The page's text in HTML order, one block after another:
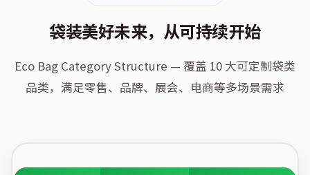
袋装美好未来，从可持续开始
Eco Bag Category Structure — 覆盖 10 大可定制袋类
品类，满足零售、品牌、展会、电商等多场景需求